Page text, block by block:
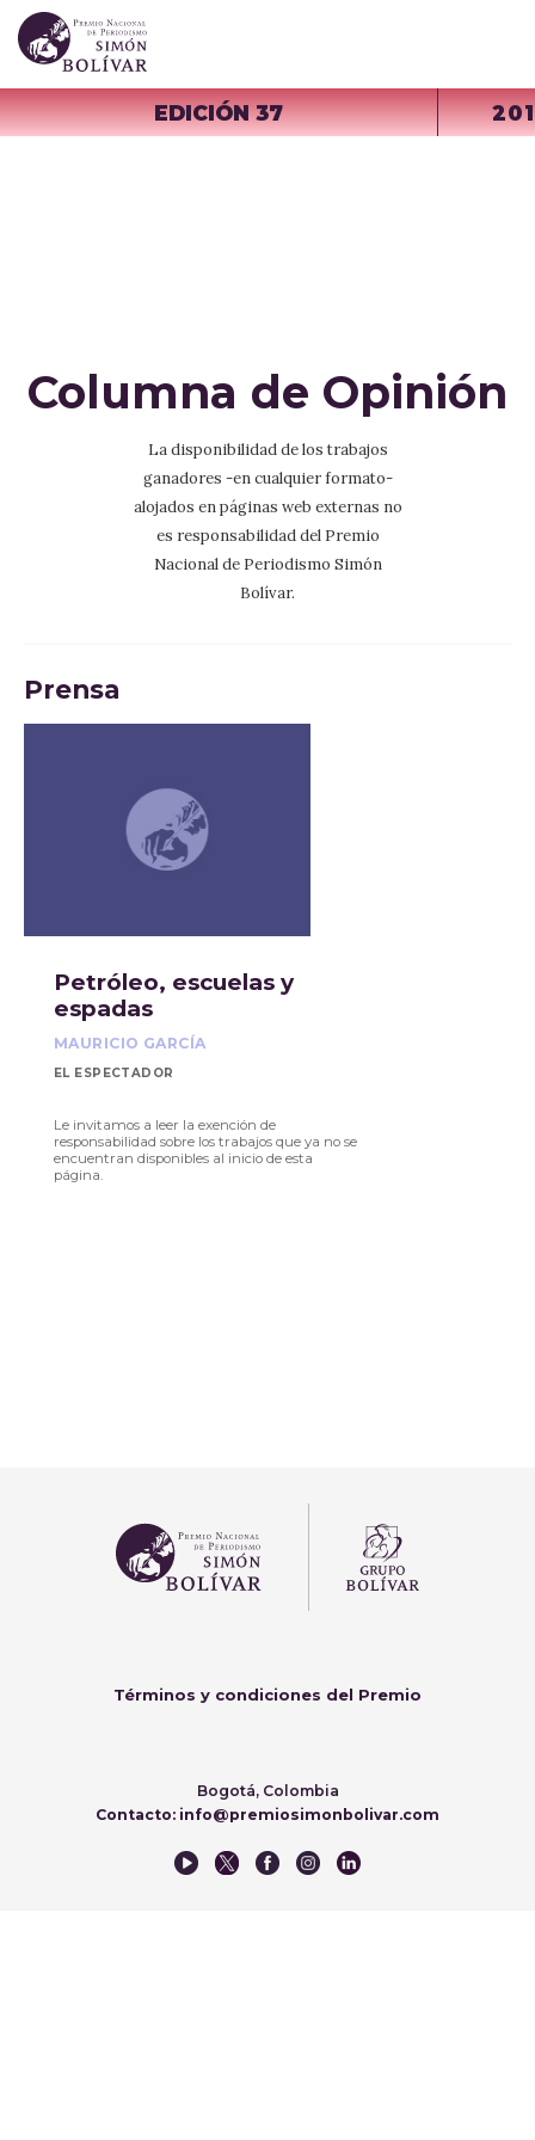
EDICIÓN 37
Columna de Opinión
La disponibilidad de los trabajos
ganadores -en cualquier formato-
alojados en páginas web externas no
es responsabilidad del Premio
Nacional de Periodismo Simón
Bolívar.
Prensa
Petróleo, escuelas y
espadas
MAURICIO GARCÍA
EL ESPECTADOR
Le invitamos a leer la exención de
responsabilidad sobre los trabajos que ya no se
encuentran disponibles al inicio de esta
página.
Términos y condiciones del Premio
Bogotá, Colombia
Contacto: info@premiosimonbolivar.com